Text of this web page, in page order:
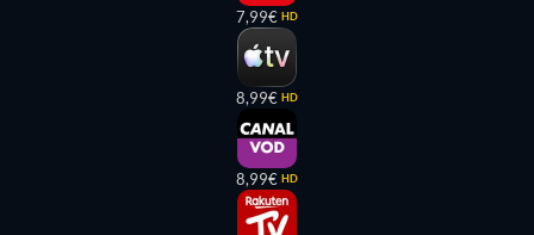
7,99€ HD
8,99€ HD
8,99€ HD